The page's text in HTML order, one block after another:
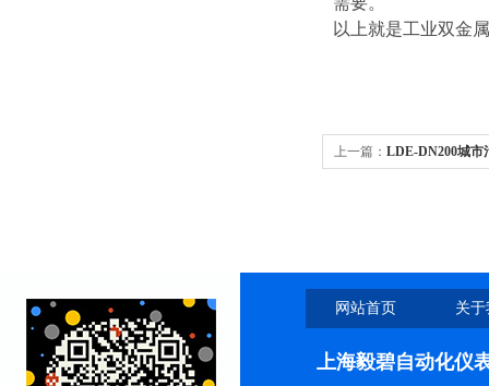
以上就是工业双金
上一篇： LDE-DN200城市
网站首页 关
上海毅碧自动化仪